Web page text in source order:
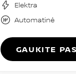
Elektra
Automatinė
GAUKITE